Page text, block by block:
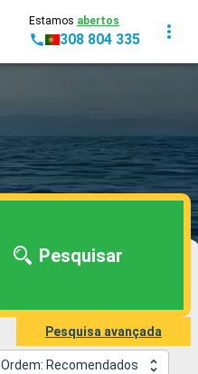
Estamos abertos
308 804 335
Pesquisar
Pesquisa avançada
Ordem: Recomendados